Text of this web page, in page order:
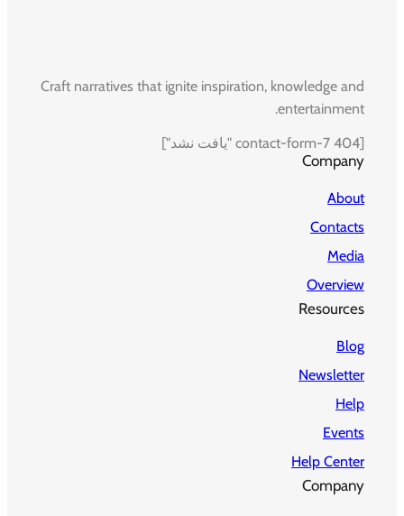
Craft narratives that ignite inspiration, knowledge and
entertainment.
[contact-form-7 404 "یافت نشد"]
Company
About
Contacts
Media
Overview
Resources
Blog
Newsletter
Help
Events
Help Center
Company